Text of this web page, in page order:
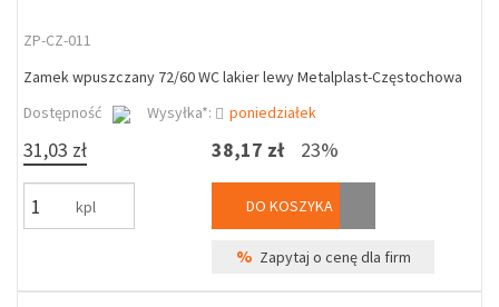
ZP-CZ-011
Zamek wpuszczany 72/60 WC lakier lewy Metalplast-Częstochowa
Dostępność
Wysyłka*: poniedziałek
31,03 zł
kpl
38,17 zł 23%
DO KOSZYKA
% Zapytaj o cenę dla firm